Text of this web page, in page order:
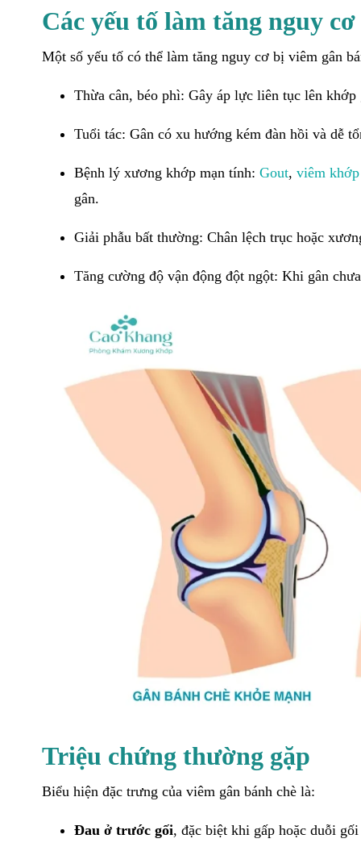
Các yếu tố làm tăng nguy
Một số yếu tố có thể làm tăng nguy cơ bị viêm gân
Thừa cân, béo phì: Gây áp lực liên tục lên khớp
Tuổi tác: Gân có xu hướng kém đàn hồi và dễ
Bệnh lý xương khớp mạn tính: Gout, viêm
gân.
Giải phẫu bất thường: Chân lệch trục hoặc
Tăng cường độ vận động đột ngột: Khi gân
Triệu chứng thường gặp
Biểu hiện đặc trưng của viêm gân bánh chè là:
Đau ở trước gối, đặc biệt khi gấp hoặc duỗi